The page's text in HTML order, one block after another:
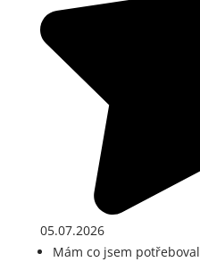
05.07.2026
Mám co jsem